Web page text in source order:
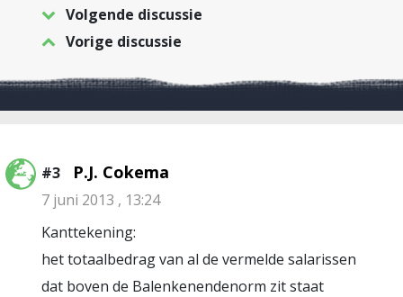
Volgende discussie
Vorige discussie
#3 P.J. Cokema
7 juni 2013 , 13:24
Kanttekening:
het totaalbedrag van al de vermelde salarissen
dat boven de Balenkenendenorm zit staat